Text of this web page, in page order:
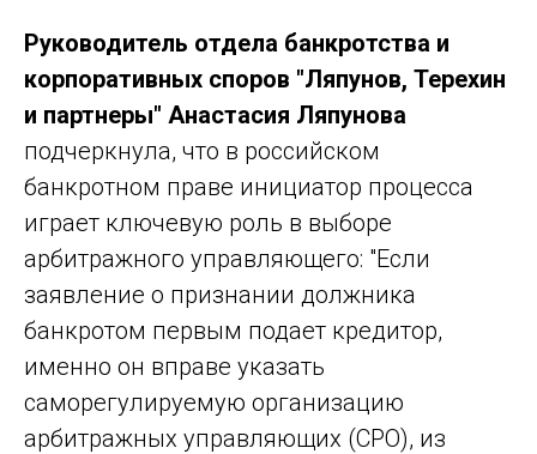
Руководитель отдела банкротства и
корпоративных споров "Ляпунов, Терехин
и партнеры" Анастасия Ляпунова
подчеркнула, что в российском
банкротном праве инициатор процесса
играет ключевую роль в выборе
арбитражного управляющего: "Если
заявление о признании должника
банкротом первым подает кредитор,
именно он вправе указать
саморегулируемую организацию
арбитражных управляющих (СРО), из